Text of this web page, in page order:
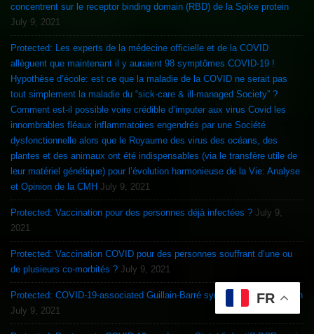
concentrent sur le receptor binding domain (RBD) de la Spike protein
July 9, 2021
Protected: Les experts de la médecine officielle et de la COVID
allèguent que maintenant il y auraient 98 symptômes COVID-19 !
Hypothèse d’école: est ce que la maladie de la COVID ne serait pas
tout simplement la maladie du “sick-care & ill-managed Society” ?
Comment est-il possible voire crédible d’imputer aux virus Covid les
innombrables fléaux inflammatoires engendrés par une Société
dysfonctionnelle alors que le Royaume des virus des océans, des
plantes et des animaux ont été indispensables (via le transfère utile de
leur matériel génétique) pour l’évolution harmonieuse de la Vie: Analyse
et Opinion de la CMH July 9, 2021
Protected: Vaccination pour des personnes déjà infectées ? July 9,
2021
Protected: Vaccination COVID pour des personnes souffrant d’une ou
de plusieurs co-morbités ? July 9, 2021
Protected: COVID-19-associated Guillain-Barré syndrome & Vaccination
July 9, 2021
FR